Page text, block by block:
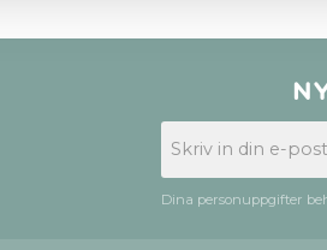
Dina personuppgifter